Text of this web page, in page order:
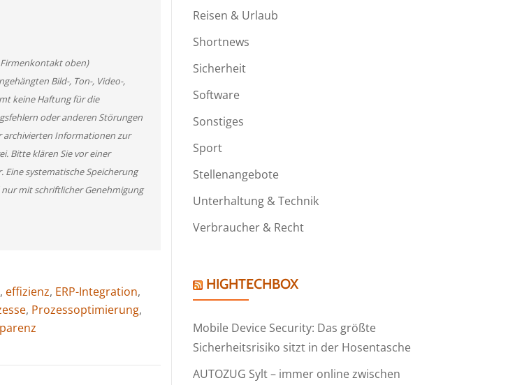
Firmenkontakt oben)
Bild-, Ton-, Video-,
keine Haftung für die
oder anderen Störungen
archivierten Informationen zur
Bitte klären Sie vor einer
systematische Speicherung
mit schriftlicher Genehmigung
, effizienz, ERP-Integration,
, Prozessoptimierung,
Reisen & Urlaub
Shortnews
Sicherheit
Software
Sonstiges
Sport
Stellenangebote
Unterhaltung & Technik
Verbraucher & Recht
HIGHTECHBOX
Mobile Device Security: Das größte
Sicherheitsrisiko sitzt in der Hosentasche
AUTOZUG Sylt – immer online zwischen